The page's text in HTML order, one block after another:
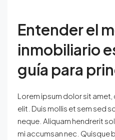
Entender el
inmobiliario
guía para
Lorem ipsum dolor sit
elit. Duis mollis et sem sed
neque. Aliquam hendrerit
mi accumsan nec. Quisque